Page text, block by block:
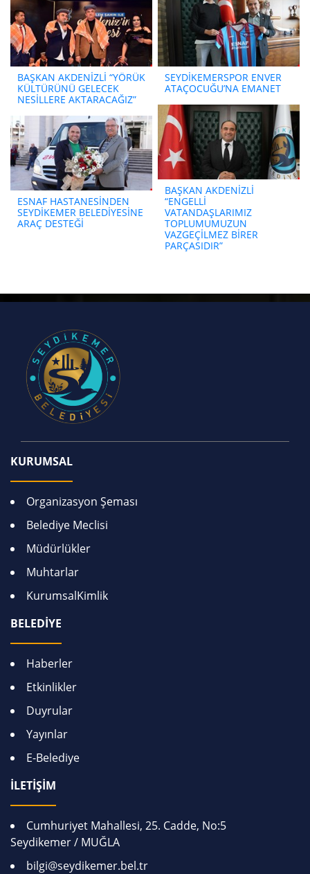
BAŞKAN AKDENİZLİ “YÖRÜK
KÜLTÜRÜNÜ GELECEK
NESİLLERE AKTARACAĞIZ”
SEYDİKEMERSPOR ENVER
ATAÇOCUĞU’NA EMANET
BAŞKAN AKDENİZLİ
“ENGELLİ
VATANDAŞLARIMIZ
TOPLUMUMUZUN
VAZGEÇİLMEZ BİRER
PARÇASIDIR”
ESNAF HASTANESİNDEN
SEYDİKEMER BELEDİYESİNE
ARAÇ DESTEĞİ
KURUMSAL
Organizasyon Şeması
Belediye Meclisi
Müdürlükler
Muhtarlar
KurumsalKimlik
BELEDİYE
Haberler
Etkinlikler
Duyrular
Yayınlar
E-Belediye
İLETİŞİM
Cumhuriyet Mahallesi, 25. Cadde, No:5
Seydikemer / MUĞLA
bilgi@seydikemer.bel.tr